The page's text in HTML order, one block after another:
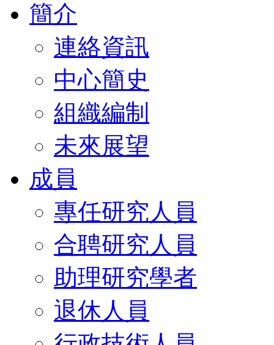
簡介
連絡資訊
中心簡史
組織編制
未來展望
成員
專任研究人員
合聘研究人員
助理研究學者
退休人員